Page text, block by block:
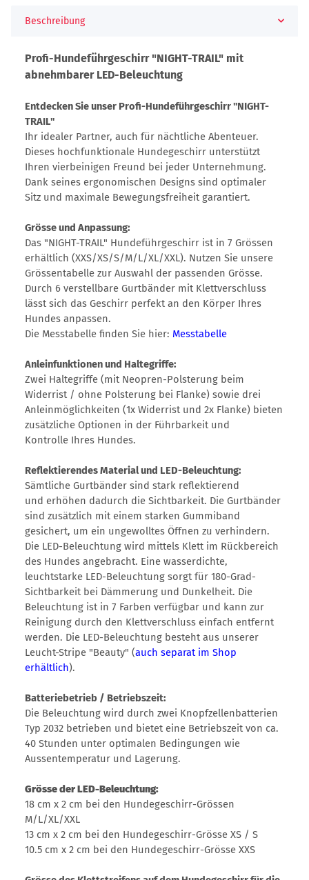
Beschreibung
Profi-Hundeführgeschirr "NIGHT-TRAIL" mit
abnehmbarer LED-Beleuchtung
Entdecken Sie unser Profi-Hundeführgeschirr "NIGHT-
TRAIL"
Ihr idealer Partner, auch für nächtliche Abenteuer.
Dieses hochfunktionale Hundegeschirr unterstützt
Ihren vierbeinigen Freund bei jeder Unternehmung.
Dank seines ergonomischen Designs sind optimaler
Sitz und maximale Bewegungsfreiheit garantiert.
Grösse und Anpassung:
Das "NIGHT-TRAIL" Hundeführgeschirr ist in 7 Grössen
erhältlich (XXS/XS/S/M/L/XL/XXL). Nutzen Sie unsere
Grössentabelle zur Auswahl der passenden Grösse.
Durch 6 verstellbare Gurtbänder mit Klettverschluss
lässt sich das Geschirr perfekt an den Körper Ihres
Hundes anpassen.
Die Messtabelle finden Sie hier: Messtabelle
Anleinfunktionen und Haltegriffe:
Zwei Haltegriffe (mit Neopren-Polsterung beim
Widerrist / ohne Polsterung bei Flanke) sowie drei
Anleinmöglichkeiten (1x Widerrist und 2x Flanke) bieten
zusätzliche Optionen in der Führbarkeit und
Kontrolle Ihres Hundes.
Reflektierendes Material und LED-Beleuchtung:
Sämtliche Gurtbänder sind stark reflektierend
und erhöhen dadurch die Sichtbarkeit. Die Gurtbänder
sind zusätzlich mit einem starken Gummiband
gesichert, um ein ungewolltes Öffnen zu verhindern.
Die LED-Beleuchtung wird mittels Klett im Rückbereich
des Hundes angebracht. Eine wasserdichte,
leuchtstarke LED-Beleuchtung sorgt für 180-Grad-
Sichtbarkeit bei Dämmerung und Dunkelheit. Die
Beleuchtung ist in 7 Farben verfügbar und kann zur
Reinigung durch den Klettverschluss einfach entfernt
werden. Die LED-Beleuchtung besteht aus unserer
Leucht-Stripe "Beauty" (auch separat im Shop
erhältlich).
Batteriebetrieb / Betriebszeit:
Die Beleuchtung wird durch zwei Knopfzellenbatterien
Typ 2032 betrieben und bietet eine Betriebszeit von ca.
40 Stunden unter optimalen Bedingungen wie
Aussentemperatur und Lagerung.
Grösse der LED-Beleuchtung:
18 cm x 2 cm bei den Hundegeschirr-Grössen
M/L/XL/XXL
13 cm x 2 cm bei den Hundegeschirr-Grösse XS / S
10.5 cm x 2 cm bei den Hundegeschirr-Grösse XXS